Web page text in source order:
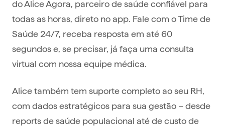
do Alice Agora, parceiro de saúde confiável para
todas as horas, direto no app. Fale com o Time de
Saúde 24/7, receba resposta em até 60
segundos e, se precisar, já faça uma consulta
virtual com nossa equipe médica.
Alice também tem suporte completo ao seu RH,
com dados estratégicos para sua gestão – desde
reports de saúde populacional até de custo de